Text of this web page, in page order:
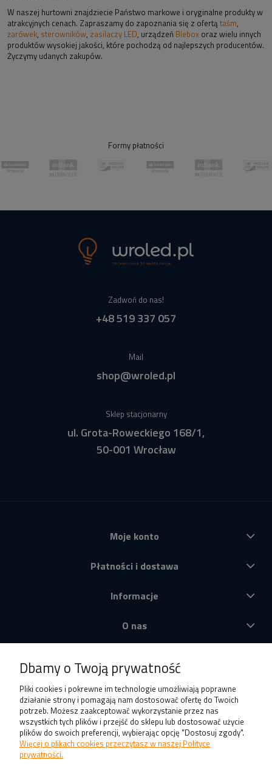
W naszej hurtowni znajdziecie Państwo markowe i oryginalne produkty w
atrakcyjnych cenach. Zapraszamy do zapoznania się z ofertą taśm,
żarówek, sterowników, zasilaczy LED, urządzeń Blebox oraz wielu innych
produktów wysokiej jakości, które pochodzą od najlepszych producentów.
Życzymy udanych zakupów.
Formy płatności
Zadwoń do nas!
+48 519 337 057
Mail
shop@wroled.pl
Sklep stacjonarny
ul. Grota-Roweckiego 168/1,
50-001 Wrocław
Moje konto
Płatności i dostawa
Informacje
O nas
Dbamy o Twoją prywatność
Pliki cookies i pokrewne im technologie umożliwiają poprawne
działanie strony i pomagają nam dostosować ofertę do Twoich
potrzeb. Możesz zaakceptować wykorzystanie przez nas
wszystkich tych plików i przejść do sklepu lub dostosować użycie
plików do swoich preferencji, wybierając opcję "Dostosuj zgody".
Więcej o plikach cookies przeczytasz w naszej Polityce
prywatności.